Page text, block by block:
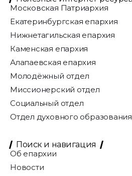
Московская Патриархия
Екатеринбургская епархия
Нижнетагильская епархия
Каменская епархия
Алапаевская епархия
Молодёжный отдел
Миссионерский отдел
Социальный отдел
Отдел духовного образования
Поиск и навигация
Об епархии
Новости